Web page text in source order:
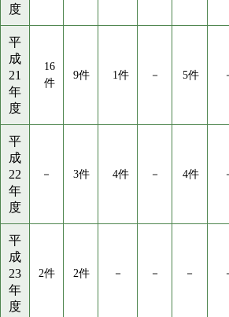
度
平
成
21
年
度
16
件
9件 1件 － 5件
平
成
22
年
度
－ 3件 4件 － 4件
平
成
23
年
度
2件 2件 － － －